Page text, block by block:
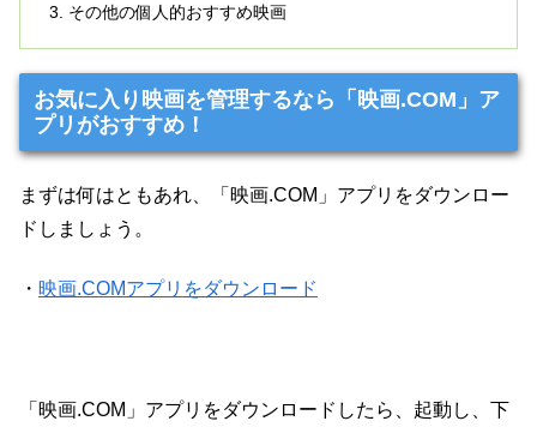
その他の個人的おすすめ映画
お気に入り映画を管理するなら「映画.COM」ア
プリがおすすめ！
まずは何はともあれ、「映画.COM」アプリをダウンロー
ドしましょう。
・ 映画.COMアプリをダウンロード
「映画.COM」アプリをダウンロードしたら、起動し、下